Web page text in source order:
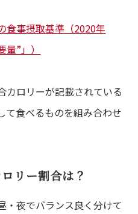
食事摂取基準（2020年
”」）
カロリーが記載されている
て食べるものを組み合わせ
リー割合は？
・夜でバランス良く分けて